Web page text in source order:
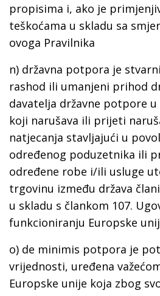
propisima i, ako je
teškoćama u skladu sa
ovoga Pravilnika
n) državna potpora je
rashod ili umanjeni prihod
davatelja državne potpore
koji narušava ili prijeti
natjecanja stavljajući u
određenog poduzetnika ili
određene robe i/ili usluge
trgovinu između država
u skladu s člankom 107.
funkcioniranju Europske
o) de minimis potpora je
vrijednosti, uređena
Europske unije koja zbog